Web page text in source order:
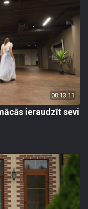
00:13:11
ieraudzīt sevi